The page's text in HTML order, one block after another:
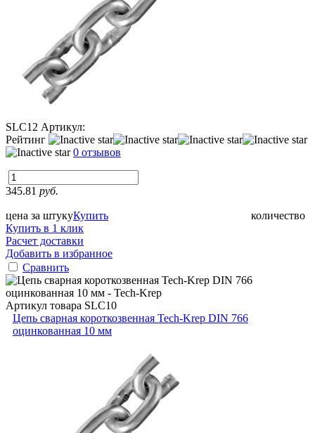
SLC12 Артикул:
Рейтинг
0 отзывов
345.81 руб.
цена за штуку количество
Купить
Купить в 1 клик
Расчет доставки
Добавить в избранное
Сравнить
Артикул товара SLC10
Цепь сварная короткозвенная Tech-Krep DIN 766
оцинкованная 10 мм